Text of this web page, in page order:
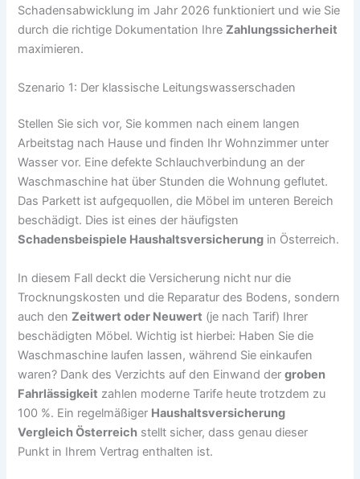
Schadensabwicklung im Jahr 2026 funktioniert und wie Sie
durch die richtige Dokumentation IhreZahlungssicherheit
maximieren.
Szenario 1: Der klassische Leitungswasserschaden
Stellen Sie sich vor, Sie kommen nach einem langen
Arbeitstag nach Hause und finden Ihr Wohnzimmer unter
Wasser vor. Eine defekte Schlauchverbindung an der
Waschmaschine hat über Stunden die Wohnung geflutet.
Das Parkett ist aufgequollen, die Möbel im unteren Bereich
beschädigt. Dies ist eines der häufigsten
Schadensbeispiele Haushaltsversicherung in Österreich.
In diesem Fall deckt die Versicherung nicht nur die
Trocknungskosten und die Reparatur des Bodens, sondern
auch denZeitwert oder Neuwert (je nach Tarif) Ihrer
beschädigten Möbel. Wichtig ist hierbei: Haben Sie die
Waschmaschine laufen lassen, während Sie einkaufen
waren? Dank des Verzichts auf den Einwand dergroben
Fahrlässigkeit zahlen moderne Tarife heute trotzdem zu
100 %. Ein regelmäßiger Haushaltsversicherung
Vergleich Österreich stellt sicher, dass genau dieser
Punkt in Ihrem Vertrag enthalten ist.